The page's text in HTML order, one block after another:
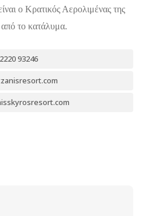
ο Κρατικός Αερολιμένας της
το κατάλυμα.
93246